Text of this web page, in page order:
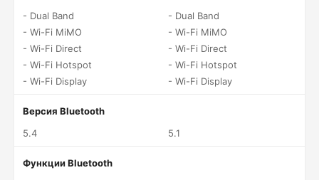
- Dual Band
- Wi-Fi MiMO
- Wi-Fi Direct
- Wi-Fi Hotspot
- Wi-Fi Display
- Dual Band
- Wi-Fi MiMO
- Wi-Fi Direct
- Wi-Fi Hotspot
- Wi-Fi Display
Версия Bluetooth
5.4
5.1
Функции Bluetooth